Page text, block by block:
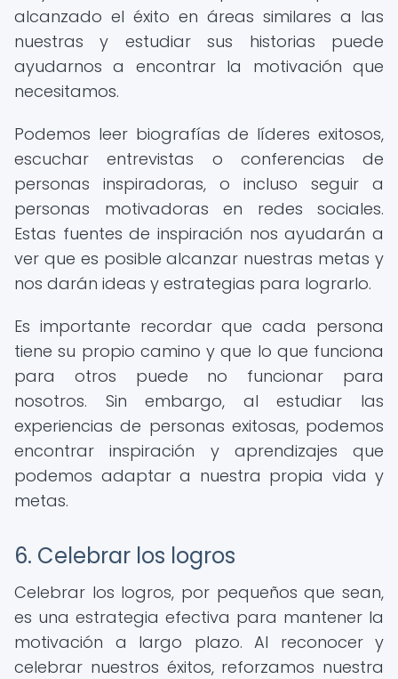
alcanzado el éxito en áreas similares a las
nuestras y estudiar sus historias puede
ayudarnos a encontrar la motivación que
necesitamos.
Podemos leer biografías de líderes exitosos,
escuchar entrevistas o conferencias de
personas inspiradoras, o incluso seguir a
personas motivadoras en redes sociales.
Estas fuentes de inspiración nos ayudarán a
ver que es posible alcanzar nuestras metas y
nos darán ideas y estrategias para lograrlo.
Es importante recordar que cada persona
tiene su propio camino y que lo que funciona
para otros puede no funcionar para
nosotros. Sin embargo, al estudiar las
experiencias de personas exitosas, podemos
encontrar inspiración y aprendizajes que
podemos adaptar a nuestra propia vida y
metas.
6. Celebrar los logros
Celebrar los logros, por pequeños que sean,
es una estrategia efectiva para mantener la
motivación a largo plazo. Al reconocer y
celebrar nuestros éxitos, reforzamos nuestra